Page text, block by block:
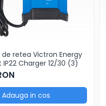
retea Victron Energy
IP22 Charger 12/30 (3)
Adauga in cos